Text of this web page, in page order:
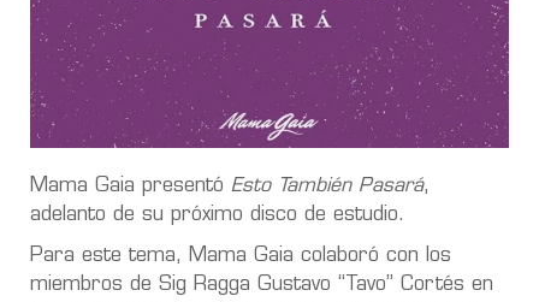
Mama Gaia presentó Esto También Pasará,
adelanto de su próximo disco de estudio.
Para este tema, Mama Gaia colaboró con los
miembros de Sig Ragga Gustavo “Tavo” Cortés en